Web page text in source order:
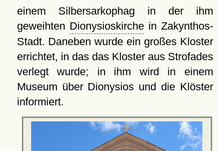
einem Silbersarkophag in der ihm
geweihten Dionysioskirchein Zakynthos-
Stadt. Daneben wurde ein großes Kloster
errichtet, in das das Kloster aus Strofades
verlegt wurde; in ihm wird in einem
Museum über Dionysios und die Klöster
informiert.